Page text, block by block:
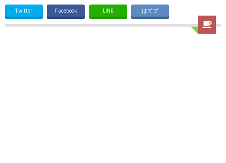
Twitter Facebook LINE はてブ